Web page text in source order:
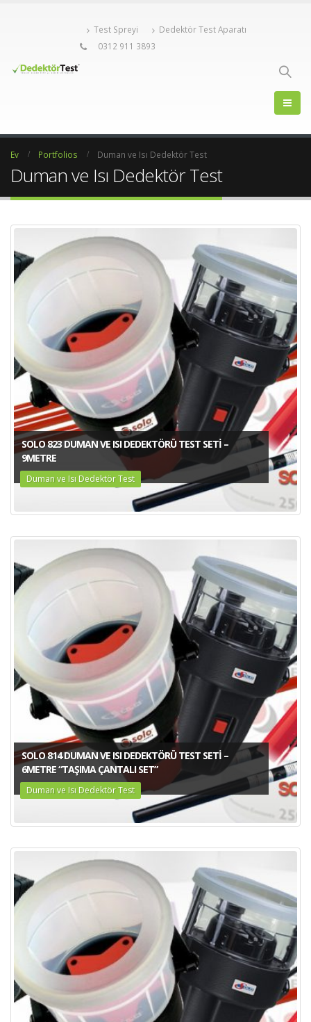
Test Spreyi
Dedektör Test Aparatı
0312 911 3893
Ev Portfolios Duman ve Isı Dedektör Test
Duman ve Isı Dedektör Test
SOLO 823 DUMAN VE ISI DEDEKTÖRÜ TEST SETI –
9METRE
Duman ve Isı Dedektör Test
SOLO 814 DUMAN VE ISI DEDEKTÖRÜ TEST SETI –
6METRE “TAŞIMA ÇANTALI SET”
Duman ve Isı Dedektör Test